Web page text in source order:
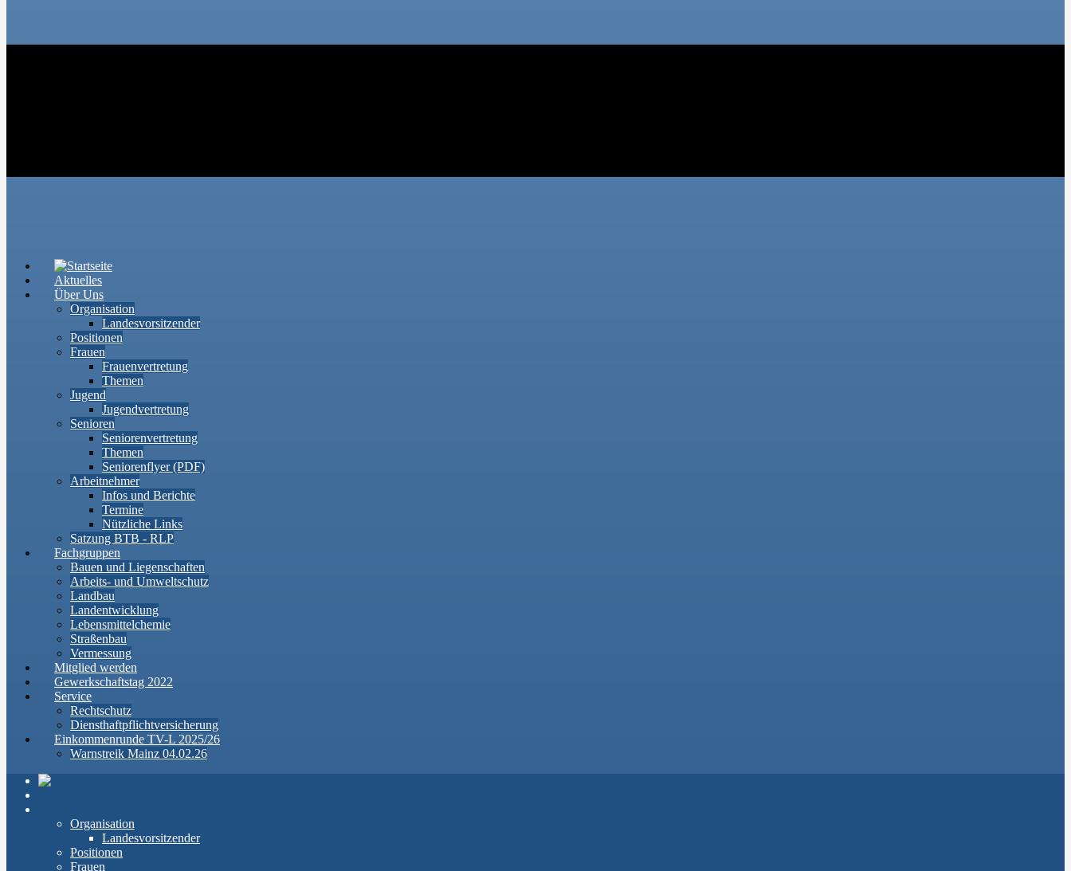
Aktuelles
Über Uns
Organisation
Landesvorsitzender
Positionen
Frauen
Frauenvertretung
Themen
Jugend
Jugendvertretung
Senioren
Seniorenvertretung
Themen
Seniorenflyer (PDF)
Arbeitnehmer
Infos und Berichte
Termine
Nützliche Links
Satzung BTB - RLP
Fachgruppen
Bauen und Liegenschaften
Arbeits- und Umweltschutz
Landbau
Landentwicklung
Lebensmittelchemie
Straßenbau
Vermessung
Mitglied werden
Gewerkschaftstag 2022
Service
Rechtschutz
Diensthaftpflichtversicherung
Einkommenrunde TV-L 2025/26
Warnstreik Mainz 04.02.26
Organisation
Landesvorsitzender
Positionen
Frauen